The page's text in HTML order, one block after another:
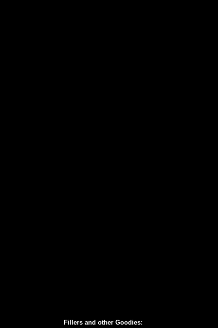
Fillers and other Goodies: